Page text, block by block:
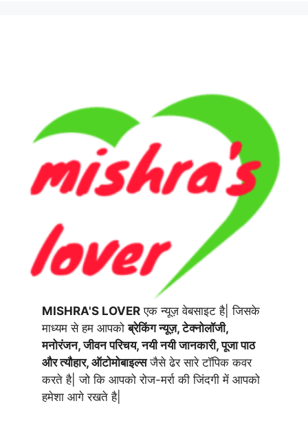
MISHRA'S LOVER एक न्यूज़ वेबसाइट है| जिसके
माध्यम से हम आपकोब्रेकिंग न्यूज़, टेक्नोलॉजी,
मनोरंजन, जीवन परिचय, नयी नयी जानकारी, पूजा पाठ
और त्यौहार, ऑटोमोबाइल्सजैसे ढेर सारे टॉपिक कवर
करते है| जो कि आपको रोज-मर्रा की जिंदगी में आपको
हमेशा आगे रखते है|